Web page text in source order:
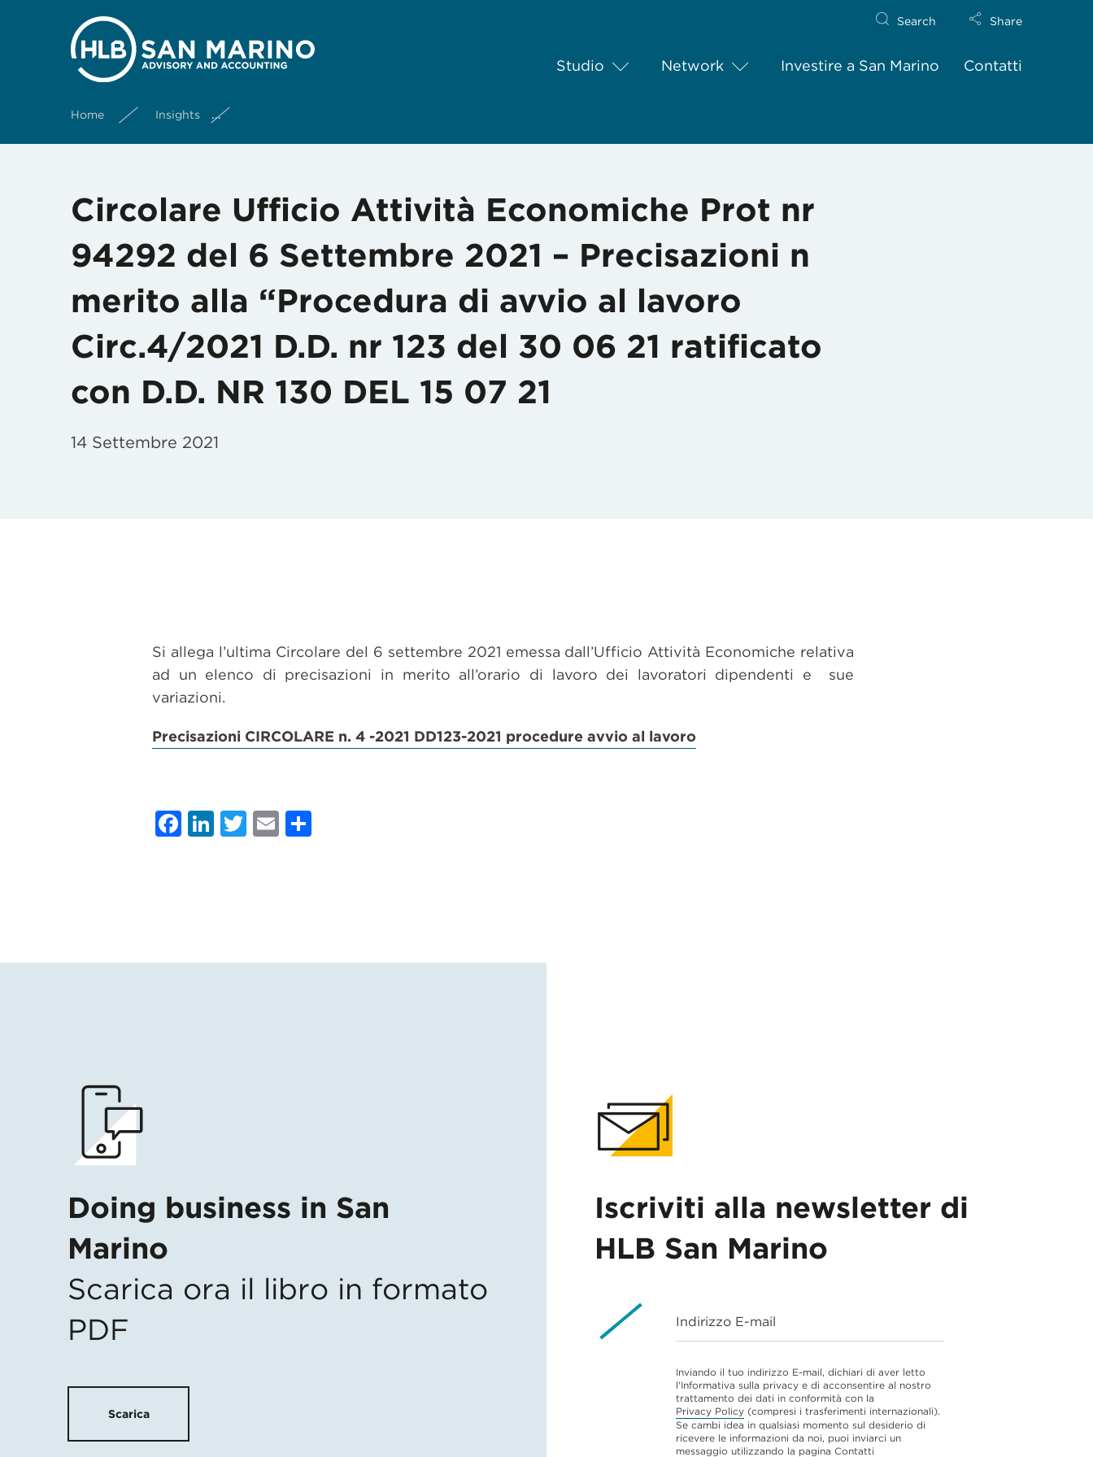
Studio Network Investire a San Marino Contatti
Search Share
Home Insights
Circolare Ufficio Attività Economiche Prot nr
94292 del 6 Settembre 2021 – Precisazioni n
merito alla “Procedura di avvio al lavoro
Circ.4/2021 D.D. nr 123 del 30 06 21 ratificato
con D.D. NR 130 DEL 15 07 21
14 Settembre 2021
Si allega l’ultima Circolare del 6 settembre 2021 emessa dall’Ufficio Attività Economiche relativa
ad un elenco di precisazioni in merito all’orario di lavoro dei lavoratori dipendenti e sue
variazioni.
Precisazioni CIRCOLARE n. 4 -2021 DD123-2021 procedure avvio al lavoro
Facebook
LinkedIn
Twitter
Email
Doing business in San
Marino
Scarica ora il libro in formato
PDF
Scarica
Iscriviti alla newsletter di
HLB San Marino
Indirizzo E-mail
Inviando il tuo indirizzo E-mail, dichiari di aver letto
l'Informativa sulla privacy e di acconsentire al nostro
trattamento dei dati in conformità con la
Privacy Policy (compresi i trasferimenti internazionali).
Se cambi idea in qualsiasi momento sul desiderio di
ricevere le informazioni da noi, puoi inviarci un
messaggio utilizzando la pagina Contatti